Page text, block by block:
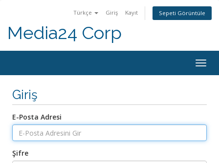
Türkçe Giriş Kayıt Sepeti Görüntüle
Media24 Corp
Giriş
E-Posta Adresi
Şifre